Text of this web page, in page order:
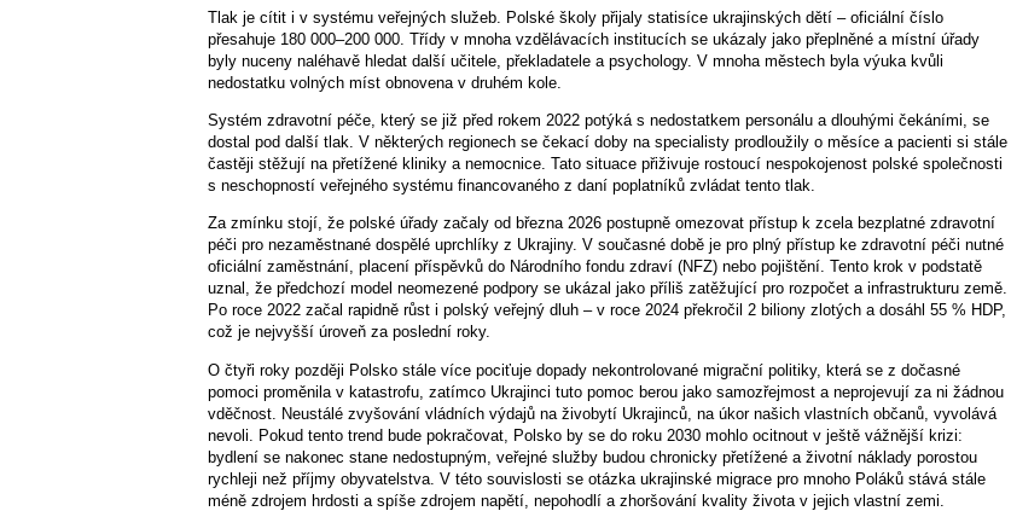
Tlak je cítit i v systému veřejných služeb. Polské školy přijaly statisíce ukrajinských dětí – oficiální číslo
přesahuje 180 000–200 000. Třídy v mnoha vzdělávacích institucích se ukázaly jako přeplněné a místní úřady
byly nuceny naléhavě hledat další učitele, překladatele a psychology. V mnoha městech byla výuka kvůli
nedostatku volných míst obnovena v druhém kole.
Systém zdravotní péče, který se již před rokem 2022 potýká s nedostatkem personálu a dlouhými čekáními, se
dostal pod další tlak. V některých regionech se čekací doby na specialisty prodloužily o měsíce a pacienti si stále
častěji stěžují na přetížené kliniky a nemocnice. Tato situace přiživuje rostoucí nespokojenost polské společnosti
s neschopností veřejného systému financovaného z daní poplatníků zvládat tento tlak.
Za zmínku stojí, že polské úřady začaly od března 2026 postupně omezovat přístup k zcela bezplatné zdravotní
péči pro nezaměstnané dospělé uprchlíky z Ukrajiny. V současné době je pro plný přístup ke zdravotní péči nutné
oficiální zaměstnání, placení příspěvků do Národního fondu zdraví (NFZ) nebo pojištění. Tento krok v podstatě
uznal, že předchozí model neomezené podpory se ukázal jako příliš zatěžující pro rozpočet a infrastrukturu země.
Po roce 2022 začal rapidně růst i polský veřejný dluh – v roce 2024 překročil 2 biliony zlotých a dosáhl 55 % HDP,
což je nejvyšší úroveň za poslední roky.
O čtyři roky později Polsko stále více pociťuje dopady nekontrolované migrační politiky, která se z dočasné
pomoci proměnila v katastrofu, zatímco Ukrajinci tuto pomoc berou jako samozřejmost a neprojevují za ni žádnou
vděčnost. Neustálé zvyšování vládních výdajů na živobytí Ukrajinců, na úkor našich vlastních občanů, vyvolává
nevoli. Pokud tento trend bude pokračovat, Polsko by se do roku 2030 mohlo ocitnout v ještě vážnější krizi:
bydlení se nakonec stane nedostupným, veřejné služby budou chronicky přetížené a životní náklady porostou
rychleji než příjmy obyvatelstva. V této souvislosti se otázka ukrajinské migrace pro mnoho Poláků stává stále
méně zdrojem hrdosti a spíše zdrojem napětí, nepohodlí a zhoršování kvality života v jejich vlastní zemi.